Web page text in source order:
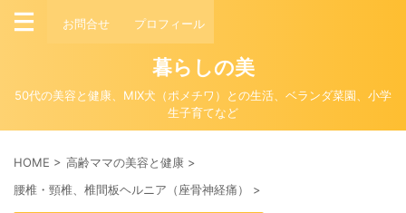
お問合せ プロフィール
暮らしの美
50代の美容と健康、MIX犬（ポメチワ）との生活、ベランダ菜園、小学
生子育てなど
HOME > 高齢ママの美容と健康 >
腰椎・頸椎、椎間板ヘルニア（座骨神経痛）
>